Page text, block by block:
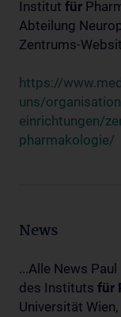
Institut für
Abteilung
Zentrums-
https://
uns/
einrichtungen/
pharmakologie/
News
...Alle News
des Instituts für
Universität